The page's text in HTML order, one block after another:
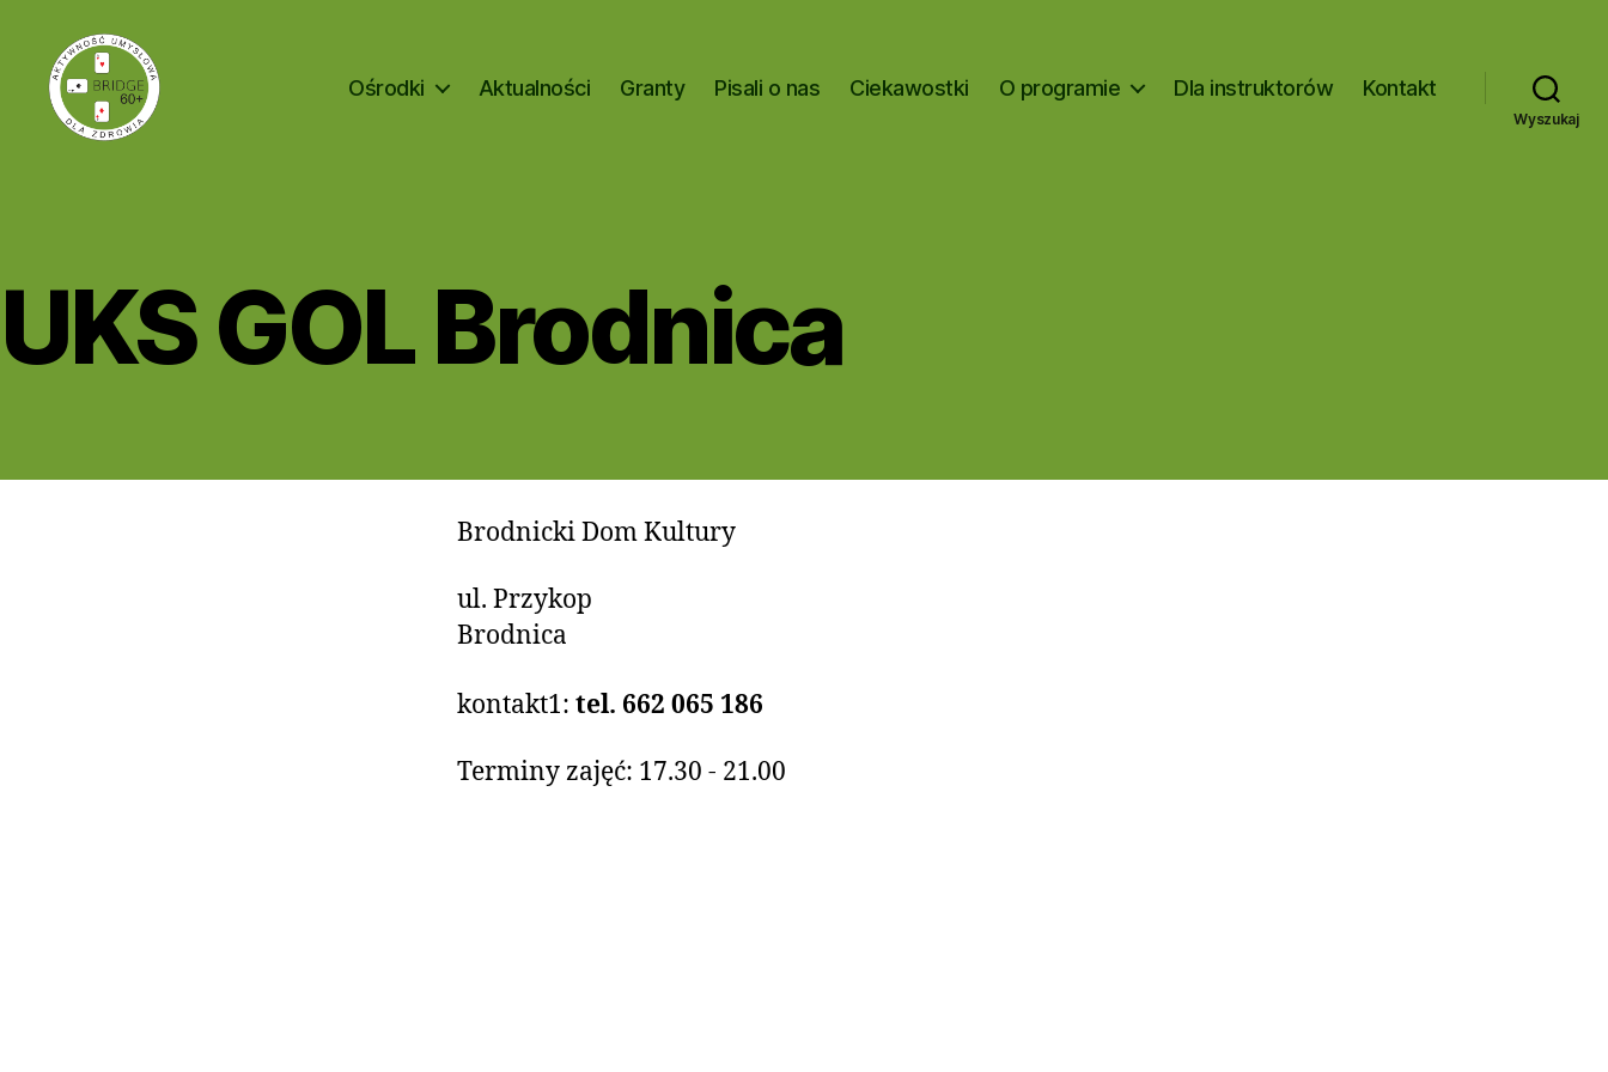
Ośrodki Aktualności Granty Pisali o nas Ciekawostki O programie Dla instruktorów Kontakt
Wyszukaj
UKS GOL Brodnica
Brodnicki Dom Kultury
ul. Przykop
Brodnica
kontakt1: tel. 662 065 186
Terminy zajęć: 17.30 - 21.00